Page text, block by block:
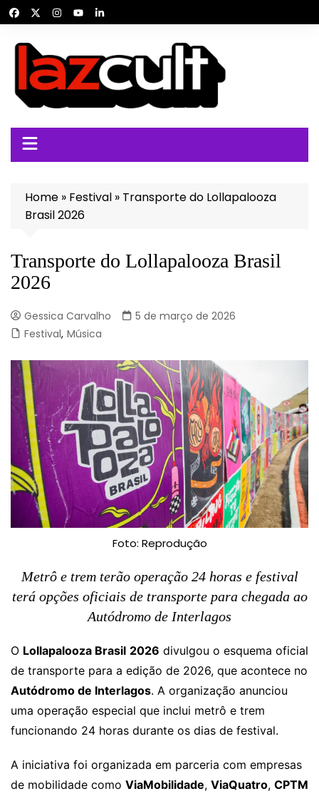
para
conteúdo
Home » Festival » Transporte do Lollapalooza
Brasil 2026
Transporte do Lollapalooza Brasil
2026
Gessica Carvalho
5 de março de 2026
Festival, Música
Foto: Reprodução
Metrô e trem terão operação 24 horas e festival
terá opções oficiais de transporte para chegada ao
Autódromo de Interlagos
O Lollapalooza Brasil 2026 divulgou o esquema oficial
de transporte para a edição de 2026, que acontece no
Autódromo de Interlagos. A organização anunciou
uma operação especial que inclui metrô e trem
funcionando 24 horas durante os dias de festival.
A iniciativa foi organizada em parceria com empresas
de mobilidade como ViaMobilidade, ViaQuatro, CPTM